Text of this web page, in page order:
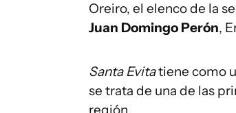
Oreiro, el elenco de la
Juan Domingo Perón,
Santa Evitatiene como
se trata de una de las